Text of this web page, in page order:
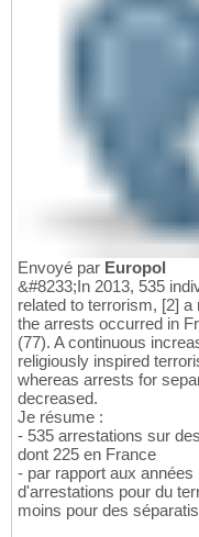
Envoyé par Europol
&#8233;In 2013, 535
related to terrorism, [2]
the arrests occurred in
(77). A continuous
religiously inspired
whereas arrests for
decreased.
Je résume :
- 535 arrestations sur
dont 225 en France
- par rapport aux
d'arrestations pour du
moins pour des